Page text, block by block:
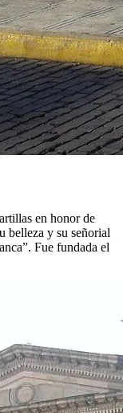
en honor de
belleza y su señorial
Fue fundada el